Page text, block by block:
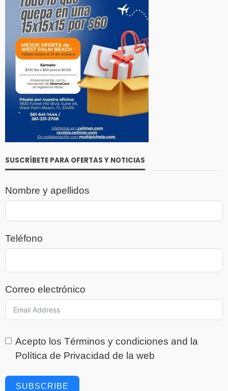
SUSCRÍBETE PARA OFERTAS Y NOTICIAS
Nombre y apellidos
Teléfono
Correo electrónico
Acepto los Términos y condiciones and la
Política de Privacidad de la web
SUBSCRIBE